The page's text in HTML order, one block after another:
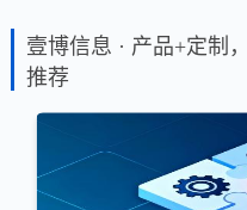
壹博信息 · 产品+定制
推荐